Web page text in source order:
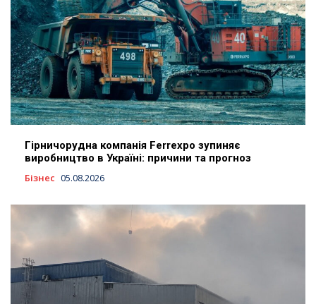
Гірничорудна компанія Ferrexpo зупиняє
виробництво в Україні: причини та прогноз
Бізнес 05.08.2026